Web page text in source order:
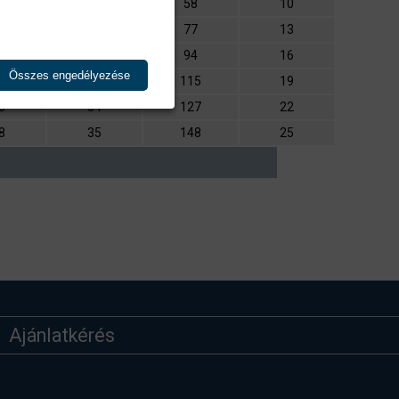
13 58
10
77
13
94
16
33 115
19
34 127
22
35 148 25
Ajánlatkérés
Összes engedélyezése